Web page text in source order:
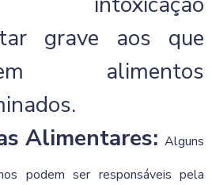
grave aos que
alimentos
Alimentares: Alguns
podem ser responsáveis pela